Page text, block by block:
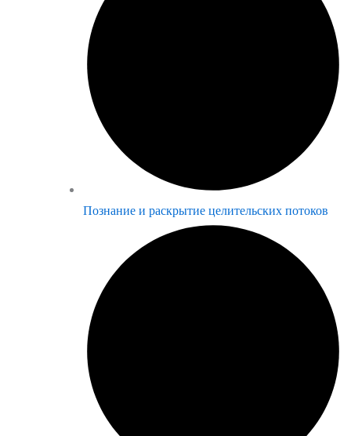
Познание и раскрытие целительских потоков